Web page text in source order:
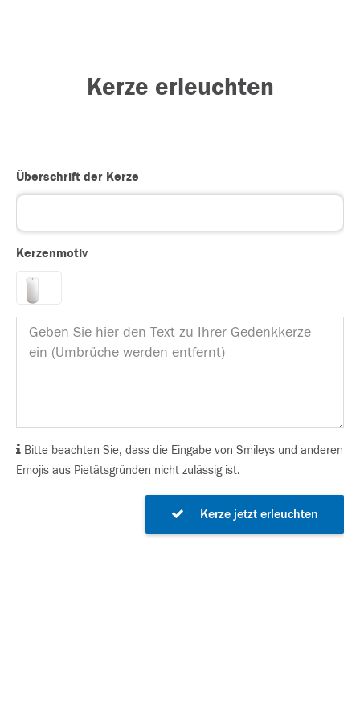
Kerze erleuchten
Überschrift der Kerze
Kerzenmotiv
Bitte beachten Sie, dass die Eingabe von Smileys und anderen
Emojis aus Pietätsgründen nicht zulässig ist.
Kerze jetzt erleuchten